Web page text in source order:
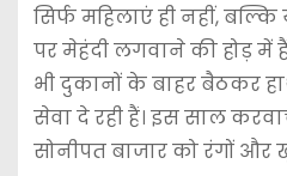
सिर्फ महिलाएं ही नहीं,
पर मेहंदी लगवाने की होड़ में
भी दुकानों के बाहर बैठकर
सेवा दे रही हैं। इस साल
सोनीपत बाजार को रंगों और